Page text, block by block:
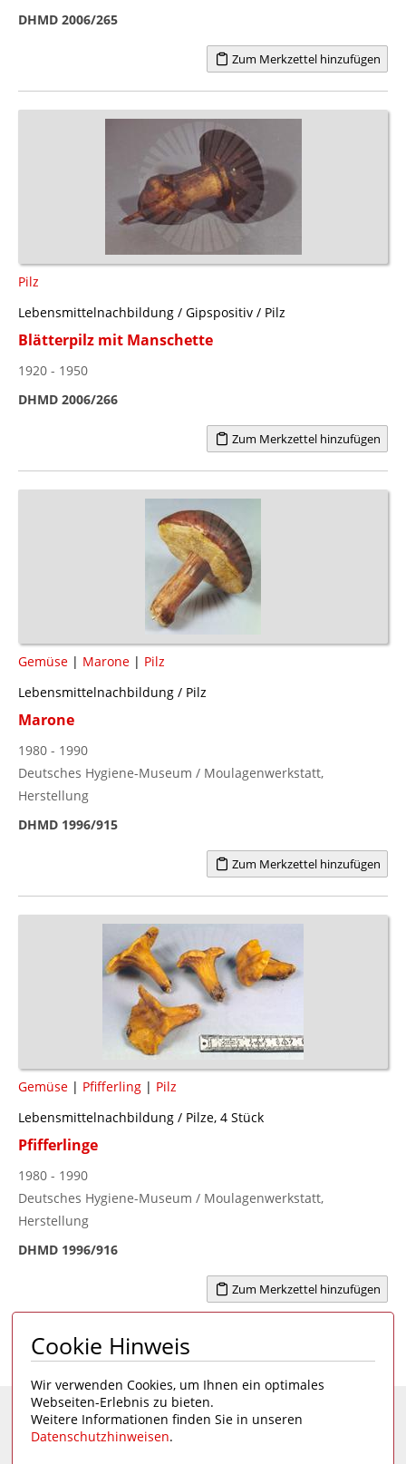
DHMD 2006/265
Zum Merkzettel hinzufügen
Pilz
Lebensmittelnachbildung / Gipspositiv / Pilz
Blätterpilz mit Manschette
1920 - 1950
DHMD 2006/266
Zum Merkzettel hinzufügen
Gemüse | Marone | Pilz
Lebensmittelnachbildung / Pilz
Marone
1980 - 1990
Deutsches Hygiene-Museum / Moulagenwerkstatt,
Herstellung
DHMD 1996/915
Zum Merkzettel hinzufügen
Gemüse | Pfifferling | Pilz
Lebensmittelnachbildung / Pilze, 4 Stück
Pfifferlinge
1980 - 1990
Deutsches Hygiene-Museum / Moulagenwerkstatt,
Herstellung
DHMD 1996/916
Zum Merkzettel hinzufügen
Seite 1 von 1 1
Eine Seite desDeutschen Hygiene-Museums
Cookie Hinweis
Wir verwenden Cookies, um Ihnen ein optimales
Webseiten-Erlebnis zu bieten.
Weitere Informationen finden Sie in unseren
Datenschutzhinweisen.